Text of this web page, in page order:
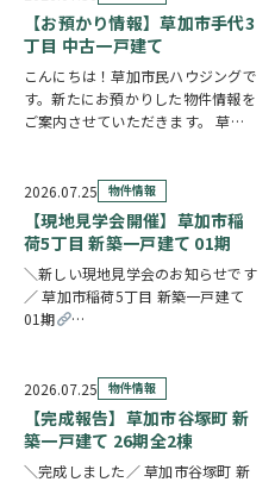
ウスメーカー施工の住まいです。シ
ャッター付き…
【お預かり情報】草加市手代3
丁目 中古一戸建て
こんにちは！草加市民ハウジングで
す。新たにお預かりした物件情報を
ご案内させていただきます。 草加
宅からスーパー・ドラッグストアま
で徒歩3分圏内と、買い物に便利な
立地です。2…
2026.07.25 物件情報
【現地見学会開催】草加市稲
荷5丁目 新築一戸建て 01期
＼新しい現地見学会のお知らせです
／ 草加市稲荷5丁目 新築一戸建て
01期
2026.07.25 物件情報
【完成報告】草加市谷塚町 新
築一戸建て 26期全2棟
＼完成しました／ 草加市谷塚町 新